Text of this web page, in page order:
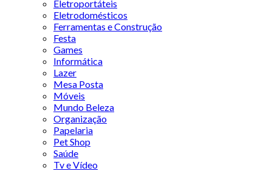
Eletroportáteis
Eletrodomésticos
Ferramentas e Construção
Festa
Games
Informática
Lazer
Mesa Posta
Móveis
Mundo Beleza
Organização
Papelaria
Pet Shop
Saúde
Tv e Vídeo